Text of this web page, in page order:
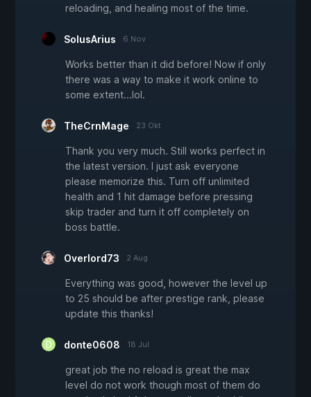
reloading, and healing most of the time.
SolusArius 6 Nov
Works better than it did before! Now if only
there was a way to make it work online to
some extent...lol.
TheCrnMage 23 Okt
Thank you very much. Still works perfect in
the latest version. I just ask everyone
please memorize this. Turn off unlimited
health and 1 hit damage before pressing
skip trader and turn it off completely on
boss battle.
Overlord73 2 Aug
Everything was good, however the level up
to 25 should be after prestige rank, please
update this thanks!
donte0608 18 Jul
great job the no reload is great the max
level do not work though most of them do